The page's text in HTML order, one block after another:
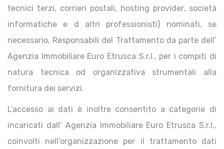
tecnici terzi, corrieri postali, hosting provider, società
informatiche e d altri professionisti) nominati, se
necessario, Responsabili del Trattamento da parte dell’
Agenzia Immobiliare Euro Etrusca S.r.l., per i compiti di
natura tecnica od organizzativa strumentali alla
fornitura dei servizi.
L’accesso ai dati è inoltre consentito a categorie di
incaricati dall’ Agenzia Immobiliare Euro Etrusca S.r.l.,
coinvolti nell’organizzazione per il trattamento dati